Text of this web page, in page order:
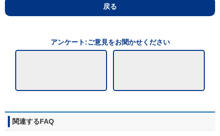
戻る
アンケート:ご意見をお聞かせください
関連するFAQ